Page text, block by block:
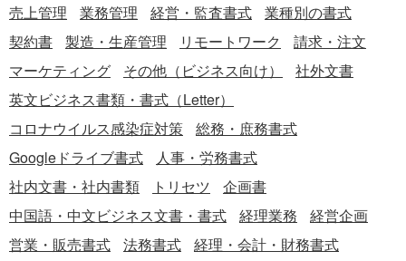
売上管理 業務管理 経営・監査書式
業種別の書式
契約書
製造・生産管理 リモートワーク
請求・注文
マーケティング
その他（ビジネス向け）
社外文書
英文ビジネス書類・書式（Letter）
コロナウイルス感染症対策
総務・庶務書式
Googleドライブ書式
人事・労務書式
社内文書・社内書類
トリセツ
企画書
中国語・中文ビジネス文書・書式
経理業務
経営企画
営業・販売書式
法務書式
経理・会計・財務書式